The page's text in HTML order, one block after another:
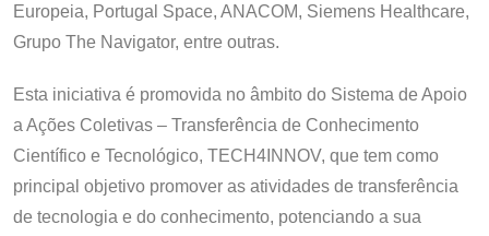
Europeia, Portugal Space, ANACOM, Siemens Healthcare,
Grupo The Navigator, entre outras.
Esta iniciativa é promovida no âmbito do Sistema de Apoio
a Ações Coletivas – Transferência de Conhecimento
Científico e Tecnológico, TECH4INNOV, que tem como
principal objetivo promover as atividades de transferência
de tecnologia e do conhecimento, potenciando a sua